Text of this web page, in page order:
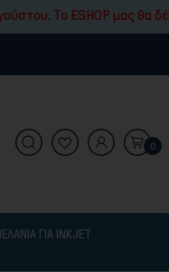
To ESHOP μας θα
0
ΓΙΑ INKJET